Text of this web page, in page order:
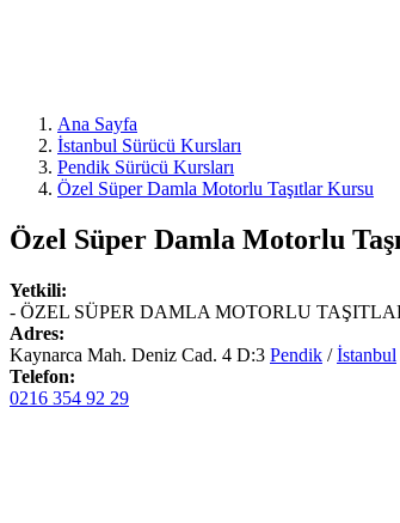
Ana Sayfa
İstanbul Sürücü Kursları
Pendik Sürücü Kursları
Özel Süper Damla Motorlu Taşıtlar Kursu
Özel Süper Damla Motorlu
Yetkili:
- ÖZEL SÜPER DAMLA MOTORLU
Adres:
Kaynarca Mah. Deniz Cad. 4 D:3 Pendik /İstanbul
Telefon:
0216 354 92 29